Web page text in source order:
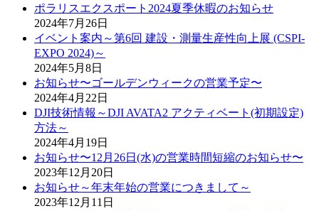
ポラリスエクスポート2024夏季休暇のお知らせ
2024年7月26日
イベント案内～第6回 建設・測量生産性向上展 (CSPI-
EXPO 2024)～
2024年5月8日
お知らせ〜ゴールデンウィークの営業予定〜
2024年4月22日
DJI技術情報～DJI AVATA2 アクティベート(初期設定)
方法～
2024年4月19日
お知らせ〜12月26日(水)の営業時間短縮のお知らせ〜
2023年12月20日
お知らせ～年末年始の営業につきまして～
2023年12月11日